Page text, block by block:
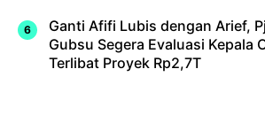
Ganti Afifi Lubis dengan Arief, Pj
Gubsu Segera Evaluasi Kepala
Terlibat Proyek Rp2,7T